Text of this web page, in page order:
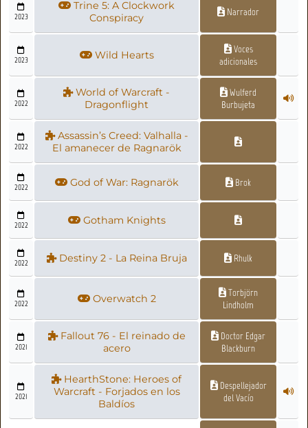
2023
Trine 5: A Clockwork
Conspiracy
Narrador
2023 Wild Hearts
Voces
adicionales
2022
World of Warcraft -
Dragonflight
Wulferd
Burbujeta
2022
Assassin’s Creed: Valhalla -
El amanecer de Ragnarök
2022 God of War: Ragnarök Brok
2022 Gotham Knights
2022 Destiny 2 - La Reina Bruja Rhulk
2022 Overwatch 2
Torbjörn
Lindholm
2021
Fallout 76 - El reinado de
acero
Doctor Edgar
Blackburn
2021
HearthStone: Heroes of
Warcraft - Forjados en los
Baldíos
Despellejador
del Vacío